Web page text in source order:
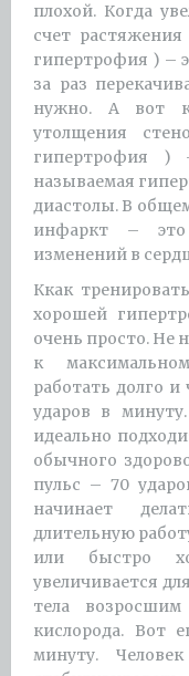
плохой. Когда
счет
гипертрофия ) –
за раз
нужно. А вот
утолщения
гипертрофия )
называемая
диастолы. В
инфаркт – это
изменений в
Ккак
хорошей
очень просто. Не
к
работать долго и
ударов в
идеально
обычного
пульс – 70
начинает
длительную
или быстро
увеличивается
тела
кислорода. Вот
минуту.